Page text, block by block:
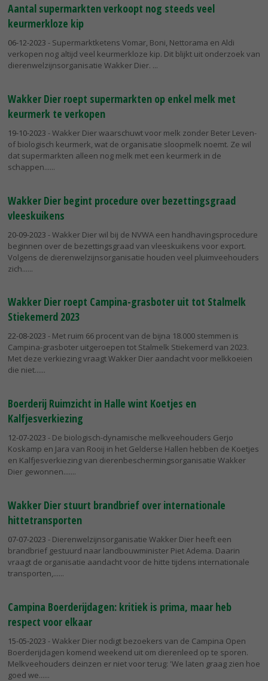
Aantal supermarkten verkoopt nog steeds veel
keurmerkloze kip
06-12-2023 - Supermarktketens Vomar, Boni, Nettorama en Aldi
verkopen nog altijd veel keurmerkloze kip. Dit blijkt uit onderzoek van
dierenwelzijnsorganisatie Wakker Dier.
Wakker Dier roept supermarkten op enkel melk met
keurmerk te verkopen
19-10-2023 - Wakker Dier waarschuwt voor melk zonder Beter Leven-
of biologisch keurmerk, wat de organisatie sloopmelk noemt. Ze wil
dat supermarkten alleen nog melk met een keurmerk in de
schappen...
Wakker Dier begint procedure over bezettingsgraad
vleeskuikens
20-09-2023 - Wakker Dier wil bij de NVWA een handhavingsprocedure
beginnen over de bezettingsgraad van vleeskuikens voor export.
Volgens de dierenwelzijnsorganisatie houden veel pluimveehouders
zich...
Wakker Dier roept Campina-grasboter uit tot Stalmelk
Stiekemerd 2023
22-08-2023 - Met ruim 66 procent van de bijna 18.000 stemmen is
Campina-grasboter uitgeroepen tot Stalmelk Stiekemerd van 2023.
Met deze verkiezing vraagt Wakker Dier aandacht voor melkkoeien
die niet...
Boerderij Ruimzicht in Halle wint Koetjes en
Kalfjesverkiezing
12-07-2023 - De biologisch-dynamische melkveehouders Gerjo
Koskamp en Jara van Rooij in het Gelderse Hallen hebben de Koetjes
en Kalfjesverkiezing van dierenbeschermingsorganisatie Wakker
Dier gewonnen....
Wakker Dier stuurt brandbrief over internationale
hittetransporten
07-07-2023 - Dierenwelzijnsorganisatie Wakker Dier heeft een
brandbrief gestuurd naar landbouwminister Piet Adema. Daarin
vraagt de organisatie aandacht voor de hitte tijdens internationale
transporten,...
Campina Boerderijdagen: kritiek is prima, maar heb
respect voor elkaar
15-05-2023 - Wakker Dier nodigt bezoekers van de Campina Open
Boerderijdagen komend weekend uit om dierenleed op te sporen.
Melkveehouders deinzen er niet voor terug: 'We laten graag zien hoe
goed we...